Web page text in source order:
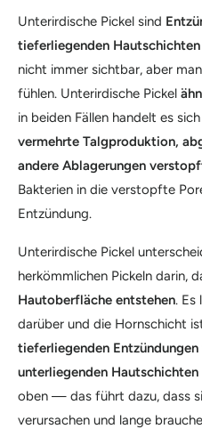
Unterirdische Pickel sind
tieferliegenden Hautschichten
nicht immer sichtbar, aber
fühlen. Unterirdische Pickel
in beiden Fällen handelt es
vermehrte Talgproduktion,
andere Ablagerungen
Bakterien in die verstopfte
Entzündung.
Unterirdische Pickel
herkömmlichen Pickeln darin,
Hautoberfläche entstehen. Es
darüber und die Hornschicht
tieferliegenden
unterliegenden Hautschichten
oben — das führt dazu, dass
verursachen und lange